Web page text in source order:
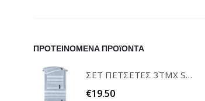
ΠΡΟΤΕΙΝΟΜΕΝΑ ΠΡΟϊΟΝΤΑ
ΣΕΤ ΠΕΤΣΕΤΕΣ 3ΤΜΧ SOFRANO CIELO GUY LAROCHE
€19.50